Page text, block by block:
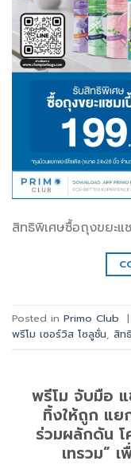
สิทธิพิเศษซื้อถุงขยะ
Posted in Primo Club |
พรีโม เซอร์วิส โซลูชั่น, สิท
พรีโม จับมือ
ทิ้งให้ถูก แย
ร่วมผลักดัน โ
เทรวม”